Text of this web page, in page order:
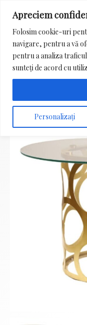
Apreciem
Folosim cookie-uri
navigare, pentru a vă
pentru a analiza
sunteți de acord cu
Personalizați
Search
for: